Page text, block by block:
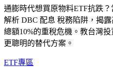
通膨時代想買原物料ETF抗跌
解析 DBC 配息 稅務陷阱，揭
總額10%的重稅危機。教台灣
更聰明的替代方案。
ETF專區